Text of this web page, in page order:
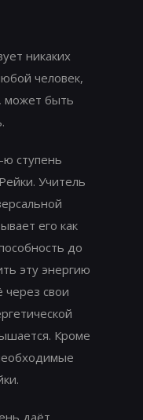
никаких
человек,
может быть
ступень
Учитель
его как
до
эту энергию
через свои
Кроме